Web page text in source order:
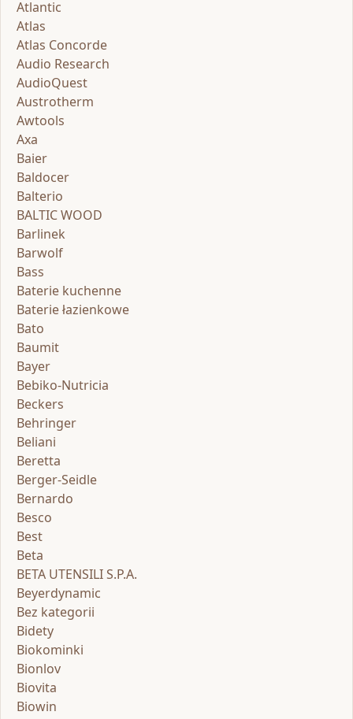
Atlantic
Atlas
Atlas Concorde
Audio Research
AudioQuest
Austrotherm
Awtools
Axa
Baier
Baldocer
Balterio
BALTIC WOOD
Barlinek
Barwolf
Bass
Baterie kuchenne
Baterie łazienkowe
Bato
Baumit
Bayer
Bebiko-Nutricia
Beckers
Behringer
Beliani
Beretta
Berger-Seidle
Bernardo
Besco
Best
Beta
BETA UTENSILI S.P.A.
Beyerdynamic
Bez kategorii
Bidety
Biokominki
Bionlov
Biovita
Biowin